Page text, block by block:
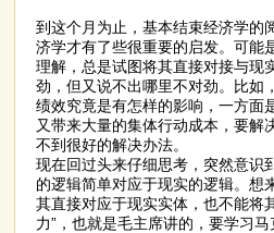
到这个月为止，基本结束经济学的
济学才有了些很重要的启发。可能
理解，总是试图将其直接对接与现
劲，但又说不出哪里不对劲。比如
绩效究竟是有怎样的影响，一方面
又带来大量的集体行动成本，要解
不到很好的解决办法。
现在回过头来仔细思考，突然意识
的逻辑简单对应于现实的逻辑。想
其直接对应于现实实体，也不能将
力”，也就是毛主席讲的，要学习